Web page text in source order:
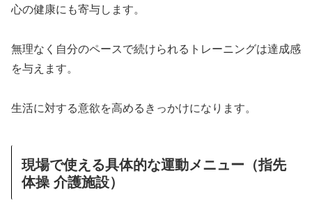
心の健康にも寄与します。
無理なく自分のペースで続けられるトレーニングは達成感
を与えます。
生活に対する意欲を高めるきっかけになります。
現場で使える具体的な運動メニュー（指先
体操 介護施設）